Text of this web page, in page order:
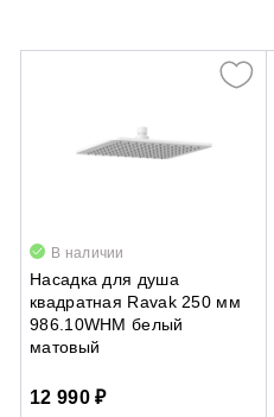
В наличии
Насадка для душа
квадратная Ravak 250 мм
986.10WHM белый
матовый
12 990 ₽